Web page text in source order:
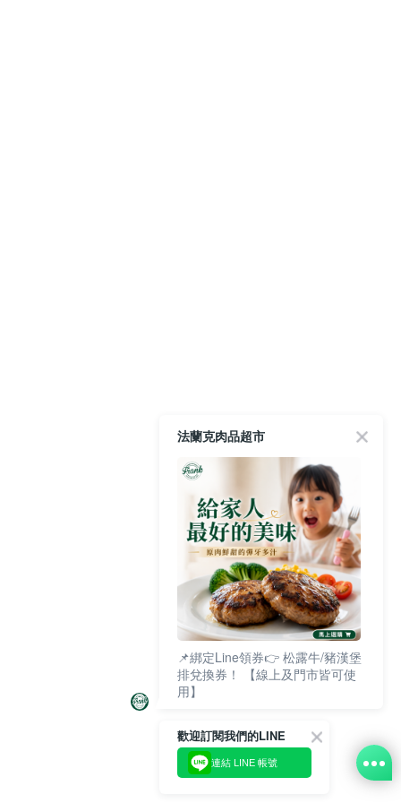
法蘭克肉品超市
📌綁定Line領券👉 松露牛/豬漢堡
排兌換券！ 【線上及門市皆可使
用】
歡迎訂閱我們的LINE
連結 LINE 帳號